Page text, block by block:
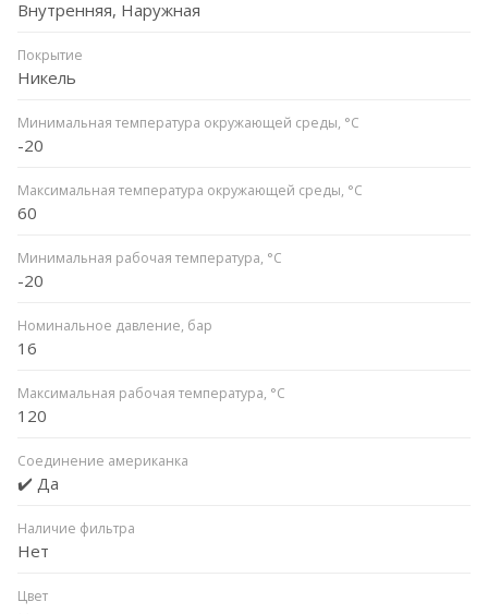
Внутренняя, Наружная
Покрытие
Никель
Минимальная температура окружающей среды, °С
-20
Максимальная температура окружающей среды, °С
60
Минимальная рабочая температура, °C
-20
Номинальное давление, бар
16
Максимальная рабочая температура, °C
120
Соединение американка
✔️ Да
Наличие фильтра
Нет
Цвет